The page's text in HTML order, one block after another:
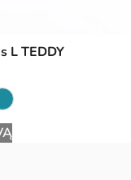
L TEDDY